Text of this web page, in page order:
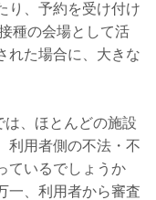
り、予約を受け付け
種の会場として活
れた場合に、大きな
、ほとんどの施設
利用者側の不法・不
ているでしょうか
一、利用者から審査